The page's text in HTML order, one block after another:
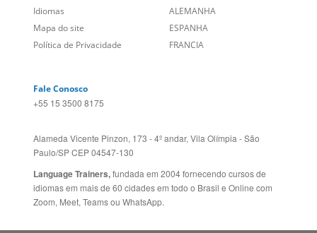
Sugestões
Folheto dos Cursos de
Idiomas
AUSTRÁLIA E NOVA
ZELÂNDIA
ALEMANHA
+55 15 3500 8175
Alameda Vicente Pinzon, 173 - 4º andar, Vila Olímpia - São
Paulo/SP CEP 04547-130
Language Trainers,fundada em 2004 fornecendo cursos de